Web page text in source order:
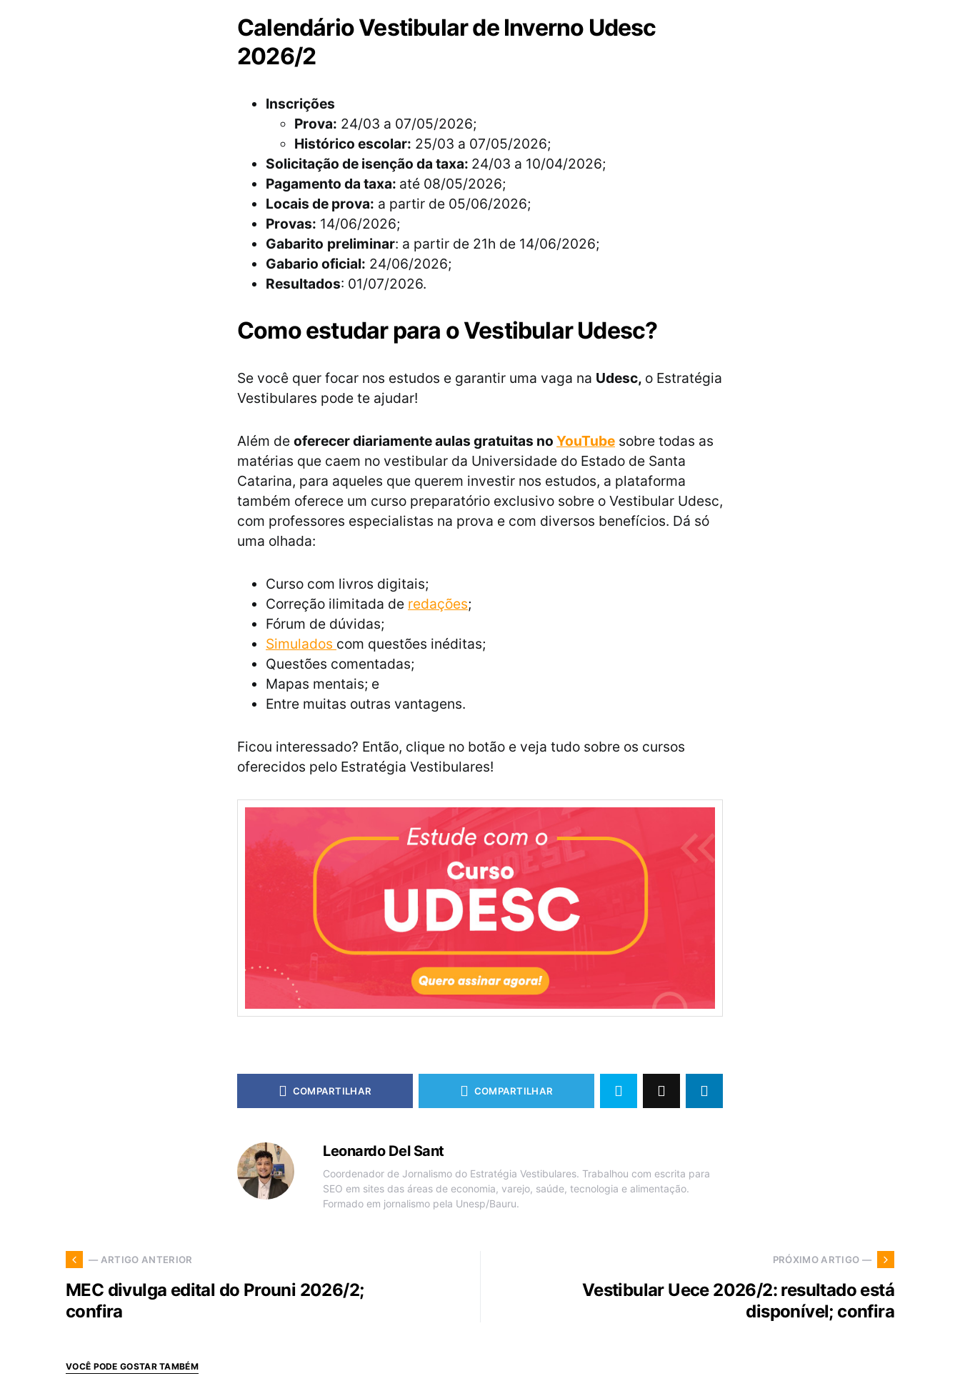
Calendário Vestibular de Inverno Udesc
2026/2
Inscrições
Prova: 24/03 a 07/05/2026;
Histórico escolar: 25/03 a 07/05/2026;
Solicitação de isenção da taxa: 24/03 a 10/04/2026;
Pagamento da taxa: até 08/05/2026;
Locais de prova: a partir de 05/06/2026;
Provas: 14/06/2026;
Gabarito preliminar: a partir de 21h de 14/06/2026;
Gabario oficial: 24/06/2026;
Resultados: 01/07/2026.
Como estudar para o Vestibular Udesc?
Se você quer focar nos estudos e garantir uma vaga na Udesc, o Estratégia
Vestibulares pode te ajudar!
Além de oferecer diariamente aulas gratuitas no YouTube sobre todas as
matérias que caem no vestibular da Universidade do Estado de Santa
Catarina, para aqueles que querem investir nos estudos, a plataforma
também oferece um curso preparatório exclusivo sobre o Vestibular Udesc,
com professores especialistas na prova e com diversos benefícios. Dá só
uma olhada:
Curso com livros digitais;
Correção ilimitada de redações;
Fórum de dúvidas;
Simulados com questões inéditas;
Questões comentadas;
Mapas mentais; e
Entre muitas outras vantagens.
Ficou interessado? Então, clique no botão e veja tudo sobre os cursos
oferecidos pelo Estratégia Vestibulares!
COMPARTILHAR COMPARTILHAR
Leonardo Del Sant
Coordenador de Jornalismo do Estratégia Vestibulares. Trabalhou com escrita para
SEO em sites das áreas de economia, varejo, saúde, tecnologia e alimentação.
Formado em jornalismo pela Unesp/Bauru.
— ARTIGO ANTERIOR
MEC divulga edital do Prouni 2026/2;
confira
PRÓXIMO ARTIGO —
Vestibular Uece 2026/2: resultado está
disponível; confira
VOCÊ PODE GOSTAR TAMBÉM